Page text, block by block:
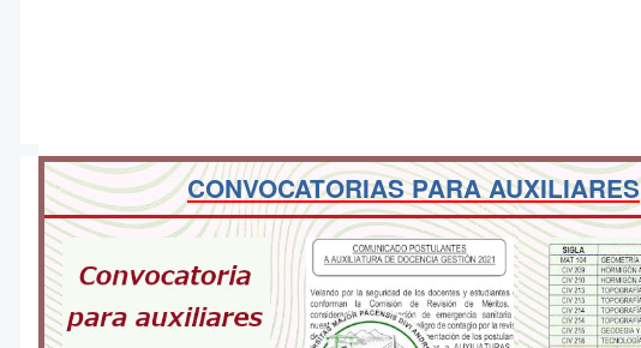
CONVOCATORIAS PARA AUXILIARES